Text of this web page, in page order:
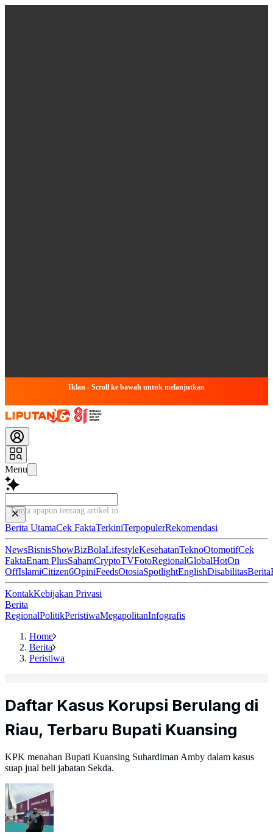
Iklan - Scroll ke bawah untuk melanjutkan
Menu
Tanya apapun tentang artikel ini...
Berita UtamaCek FaktaTerkiniTerpopulerRekomendasi
NewsBisnisShowBizBolaLifestyleKesehatanTeknoOtomotifCek
FaktaEnam PlusSahamCryptoTVFotoRegionalGlobalHotOn
OffIslamiCitizen6OpiniFeedsOtosiaSpotlightEnglishDisabilitasBerita
KontakKebijakan Privasi
Berita
RegionalPolitikPeristiwaMegapolitanInfografis
Home
Berita
Peristiwa
Daftar Kasus Korupsi Berulang di
Riau, Terbaru Bupati Kuansing
KPK menahan Bupati Kuansing Suhardiman Amby dalam kasus
suap jual beli jabatan Sekda.